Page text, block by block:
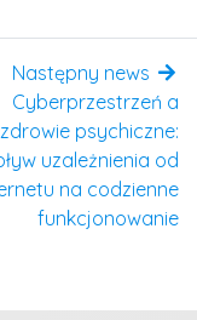
Następny news
Cyberprzestrzeń a
zdrowie psychiczne:
uzależnienia od
na codzienne
funkcjonowanie